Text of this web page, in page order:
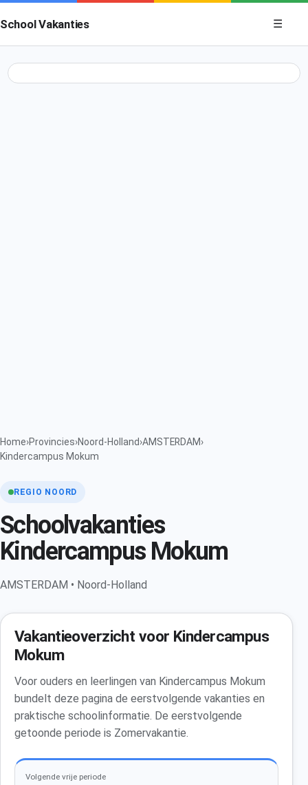
School Vakanties
Menu
☰
Home›Provincies›Noord-Holland›AMSTERDAM›
Kindercampus Mokum
REGIO NOORD
Schoolvakanties
Kindercampus Mokum
AMSTERDAM • Noord-Holland
Vakantieoverzicht voor Kindercampus
Mokum
Voor ouders en leerlingen van Kindercampus Mokum
bundelt deze pagina de eerstvolgende vakanties en
praktische schoolinformatie. De eerstvolgende
getoonde periode is Zomervakantie.
Volgende vrije periode